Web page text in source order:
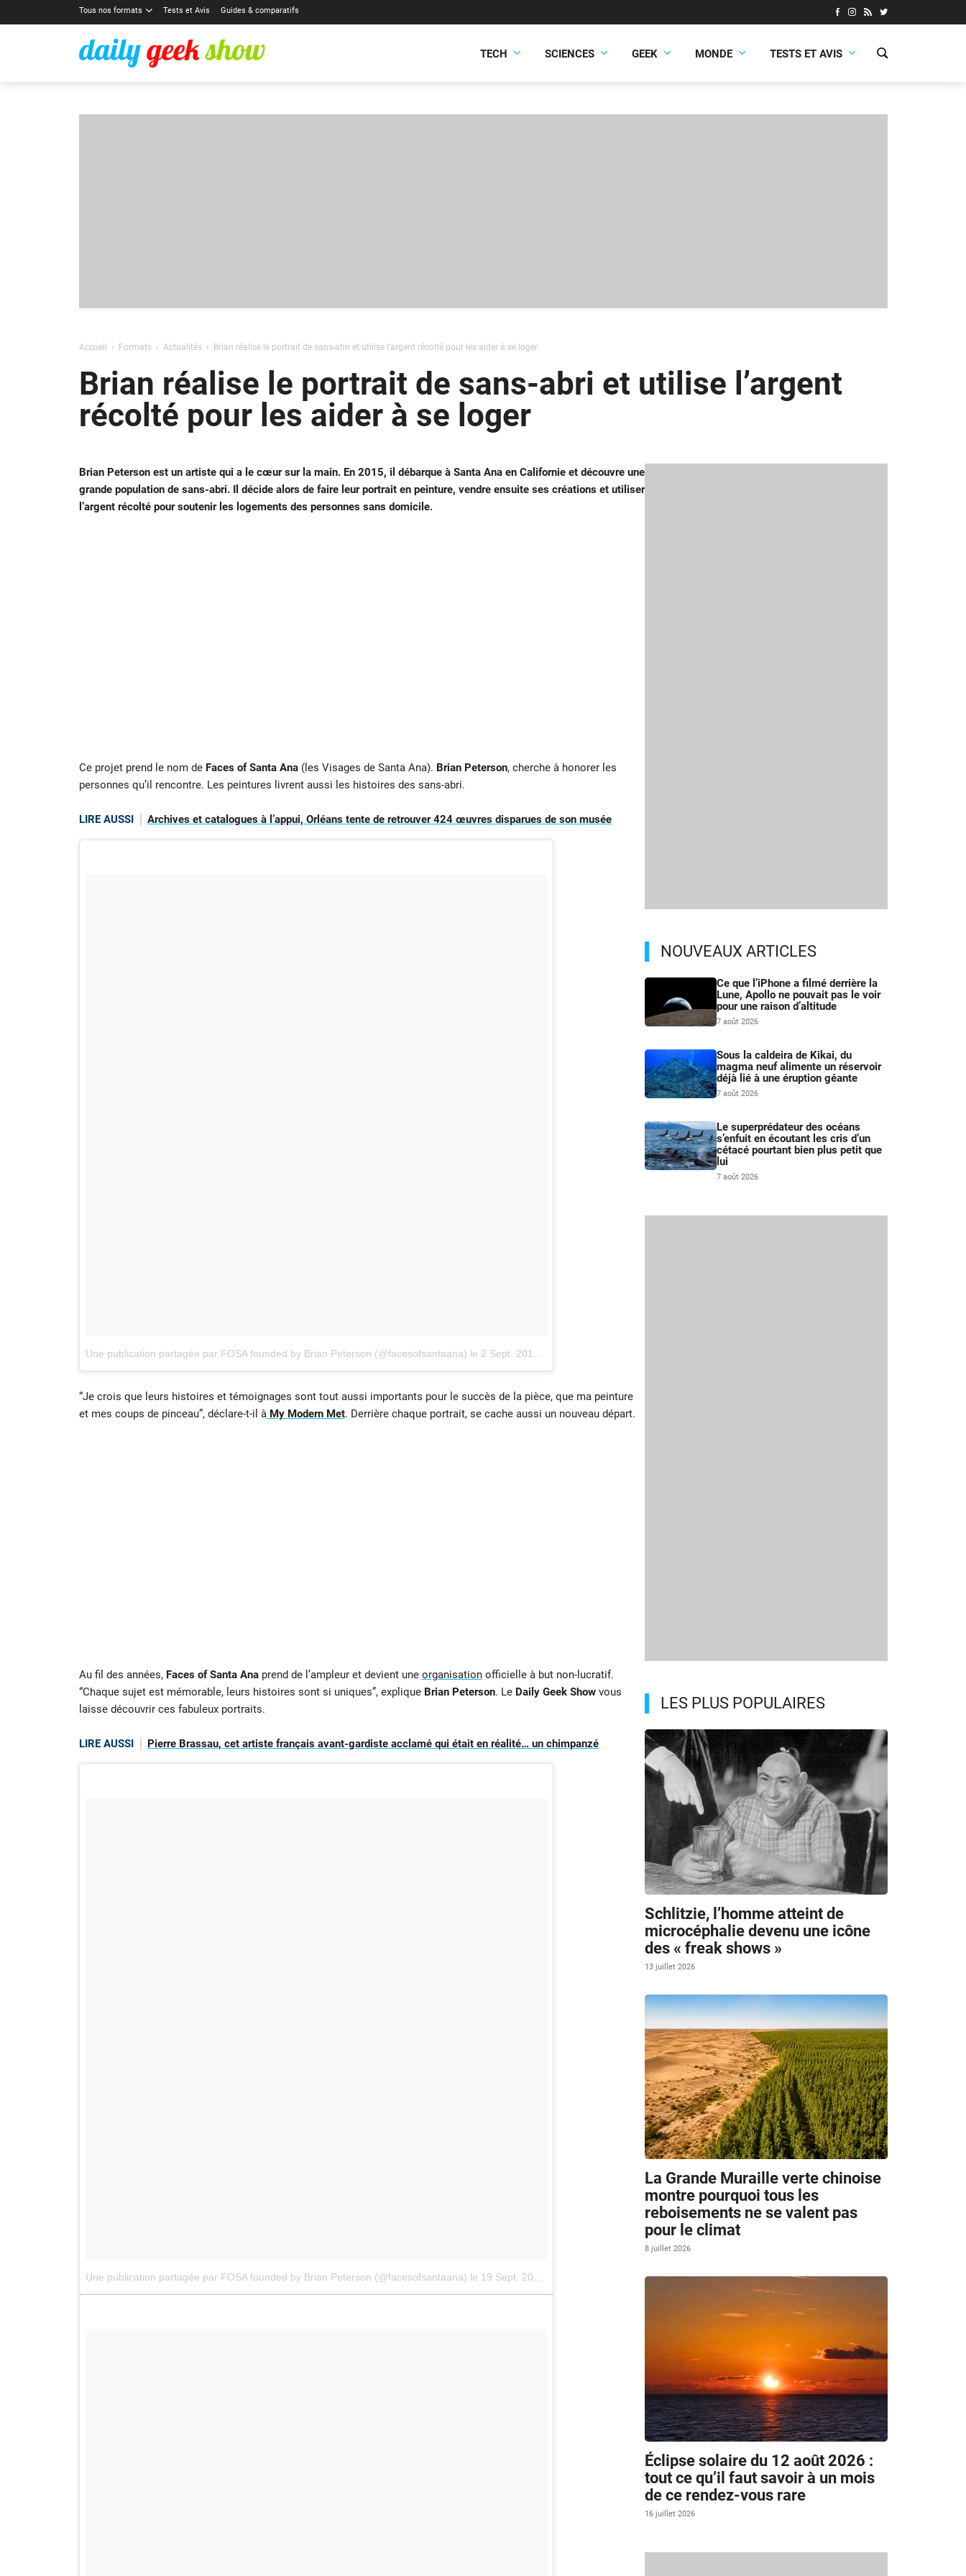
Tous nos formats Tests et Avis Guides & comparatifs
TECH SCIENCES GEEK MONDE TESTS ET AVIS
Accueil Formats Actualités Brian réalise le portrait de sans-abri et utilise l’argent récolté pour les aider à se loger
Brian réalise le portrait de sans-abri et utilise l’argent
récolté pour les aider à se loger
Brian Peterson est un artiste qui a le cœur sur la main. En 2015, il débarque à Santa Ana en Californie et découvre une
grande population de sans-abri. Il décide alors de faire leur portrait en peinture, vendre ensuite ses créations et utiliser
l’argent récolté pour soutenir les logements des personnes sans domicile.
Ce projet prend le nom deFaces of Santa Ana(les Visages de Santa Ana). Brian Peterson, cherche à honorer les
personnes qu’il rencontre. Les peintures livrent aussi les histoires des sans-abri.
LIRE AUSSI Archives et catalogues à l’appui, Orléans tente de retrouver 424 œuvres disparues de son musée
Une publication partagée par FOSA founded by Brian Peterson (@facesofsantaana) le 2 Sept. 2016 à 1 :46 PDT
“Je crois que leurs histoires et témoignages sont tout aussi importants pour le succès de la pièce, que ma peinture
et mes coups de pinceau”, déclare-t-il àMy Modern Met. Derrière chaque portrait, se cache aussi un nouveau départ.
Au fil des années, Faces of Santa Anaprend de l’ampleur et devient une organisationofficielle à but non-lucratif.
“Chaque sujet est mémorable, leurs histoires sont si uniques”, explique Brian Peterson. Le Daily Geek Showvous
laisse découvrir ces fabuleux portraits.
LIRE AUSSI Pierre Brassau, cet artiste français avant-gardiste acclamé qui était en réalité… un chimpanzé
Une publication partagée par FOSA founded by Brian Peterson (@facesofsantaana) le 19 Sept. 2016 à 1 :01 PDT
NOUVEAUX ARTICLES
Ce que l’iPhone a filmé derrière la
Lune, Apollo ne pouvait pas le voir
pour une raison d’altitude
7 août 2026
Sous la caldeira de Kikai, du
magma neuf alimente un réservoir
déjà lié à une éruption géante
7 août 2026
Le superprédateur des océans
s’enfuit en écoutant les cris d’un
cétacé pourtant bien plus petit que
lui
7 août 2026
LES PLUS POPULAIRES
Schlitzie, l’homme atteint de
microcéphalie devenu une icône
des « freak shows »
13 juillet 2026
La Grande Muraille verte chinoise
montre pourquoi tous les
reboisements ne se valent pas
pour le climat
8 juillet 2026
Éclipse solaire du 12 août 2026 :
tout ce qu’il faut savoir à un mois
de ce rendez-vous rare
16 juillet 2026